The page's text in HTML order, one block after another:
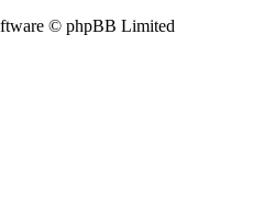
© phpBB Limited